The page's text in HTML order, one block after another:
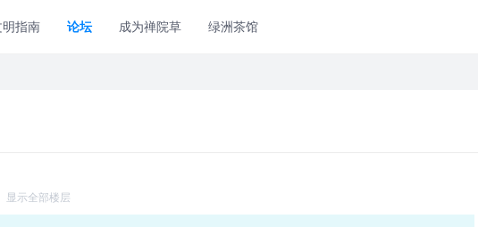
明指南 论坛 成为禅院草 绿洲茶馆
显示全部楼层